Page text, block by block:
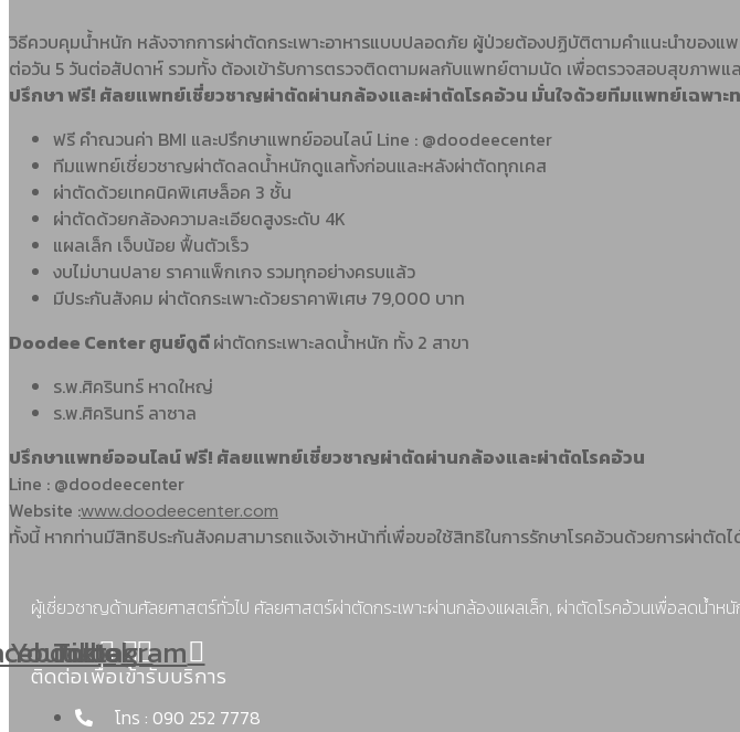
วิธีควบคุมน้ำหนัก หลังจากการผ่าตัดกระเพาะอาหารแบบปลอดภัย ผู้ป่วยต้องปฏิบัติตามคำแนะนำของ
ต่อวัน 5 วันต่อสัปดาห์ รวมทั้ง ต้องเข้ารับการตรวจติดตามผลกับแพทย์ตามนัด เพื่อตรวจสอบสุขภาพแ
ปรึกษา ฟรี! ศัลยแพทย์เชี่ยวชาญผ่าตัดผ่านกล้องและผ่าตัดโรคอ้วน มั่นใจด้วยทีมแพทย์เฉพาะ
ฟรี คำณวนค่า BMI และปรึกษาแพทย์ออนไลน์ Line : @doodeecenter
ทีมแพทย์เชี่ยวชาญผ่าตัดลดน้ำหนักดูแลทั้งก่อนและหลังผ่าตัดทุกเคส
ผ่าตัดด้วยเทคนิคพิเศษล็อค 3 ชั้น
ผ่าตัดด้วยกล้องความละเอียดสูงระดับ 4K
แผลเล็ก เจ็บน้อย ฟื้นตัวเร็ว
งบไม่บานปลาย ราคาแพ็กเกจ รวมทุกอย่างครบแล้ว
มีประกันสังคม ผ่าตัดกระเพาะด้วยราคาพิเศษ 79,000 บาท
Doodee Center ศูนย์ดูดีผ่าตัดกระเพาะลดน้ำหนัก ทั้ง 2 สาขา
ร.พ.ศิครินทร์ หาดใหญ่
ร.พ.ศิครินทร์ ลาซาล
ปรึกษาแพทย์ออนไลน์ ฟรี! ศัลยแพทย์เชี่ยวชาญผ่าตัดผ่านกล้องและผ่าตัดโรคอ้วน
Line : @doodeecenter
Website :www.doodeecenter.com
ทั้งนี้ หากท่านมีสิทธิประกันสังคมสามารถแจ้งเจ้าหน้าที่เพื่อขอใช้สิทธิในการรักษาโรคอ้วนด้วยการผ่าตัด
ผู้เชี่ยวชาญด้านศัลยศาสตร์ทั่วไป ศัลยศาสตร์ผ่าตัดกระเพาะผ่านกล้องแผลเล็ก, ผ่าตัดโรคอ้วนเพื่อลดน้ำหนั
Youtube
Tiktok
Instagram
ติดต่อเพื่อเข้ารับบริการ
โทร : 090 252 7778